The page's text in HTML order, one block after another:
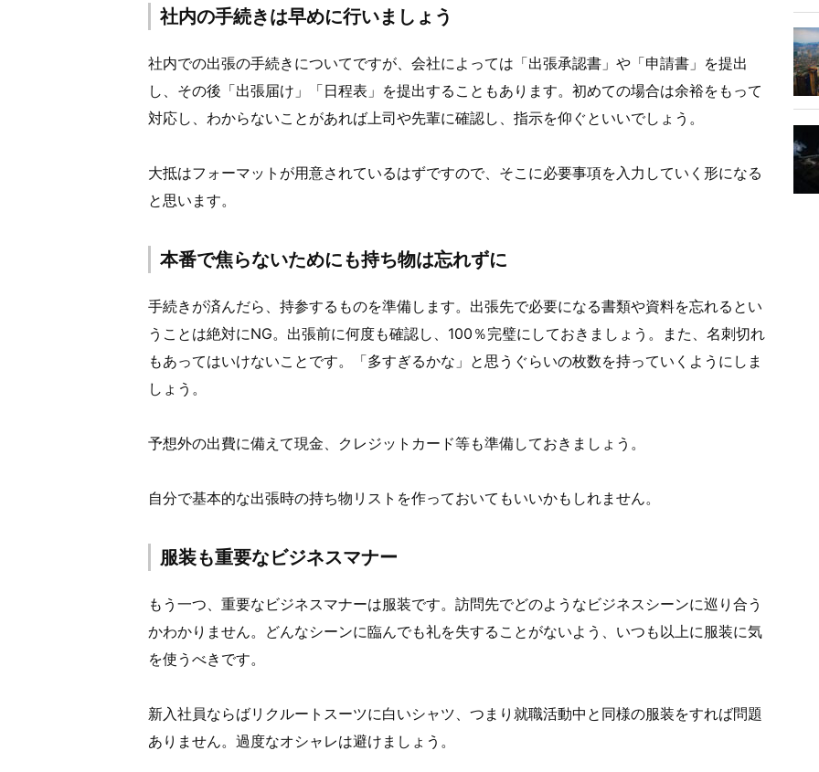
社内の手続きは早めに行いましょう
社内での出張の手続きについてですが、会社によっては「出張承認書」や「申請書」を提出
し、その後「出張届け」「日程表」を提出することもあります。初めての場合は余裕をもって
対応し、わからないことがあれば上司や先輩に確認し、指示を仰ぐといいでしょう。
大抵はフォーマットが用意されているはずですので、そこに必要事項を入力していく形になる
と思います。
本番で焦らないためにも持ち物は忘れずに
手続きが済んだら、持参するものを準備します。出張先で必要になる書類や資料を忘れるとい
うことは絶対にNG。出張前に何度も確認し、100％完璧にしておきましょう。また、名刺切れ
もあってはいけないことです。「多すぎるかな」と思うぐらいの枚数を持っていくようにしま
しょう。
予想外の出費に備えて現金、クレジットカード等も準備しておきましょう。
自分で基本的な出張時の持ち物リストを作っておいてもいいかもしれません。
服装も重要なビジネスマナー
もう一つ、重要なビジネスマナーは服装です。訪問先でどのようなビジネスシーンに巡り合う
かわかりません。どんなシーンに臨んでも礼を失することがないよう、いつも以上に服装に気
を使うべきです。
新入社員ならばリクルートスーツに白いシャツ、つまり就職活動中と同様の服装をすれば問題
ありません。過度なオシャレは避けましょう。